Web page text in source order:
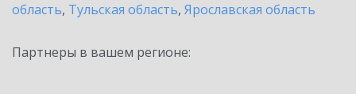
область, Тульская область, Ярославская область
Партнеры в вашем регионе: